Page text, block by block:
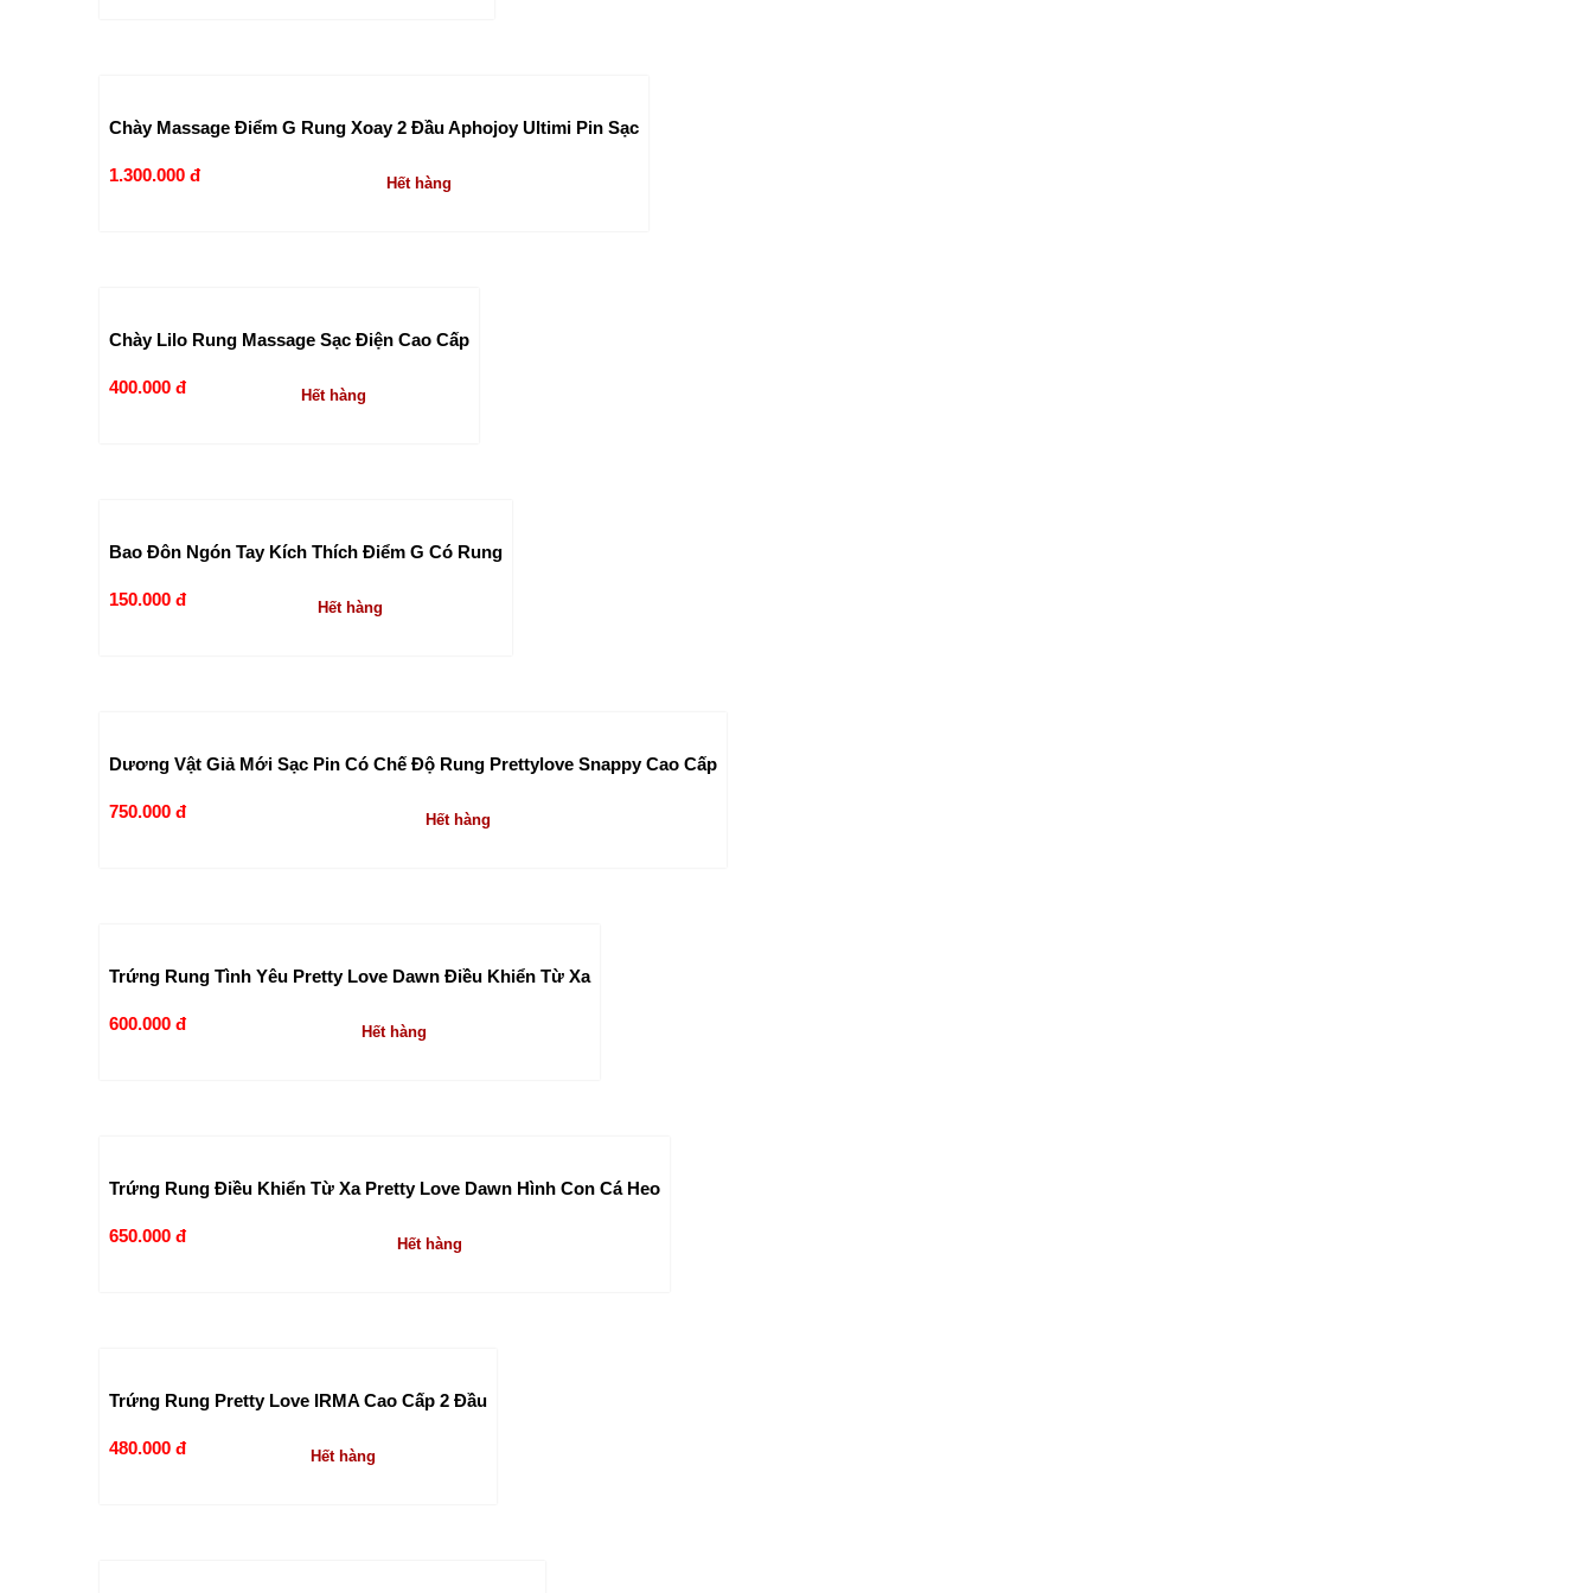
Chày Massage Điểm G Rung Xoay 2 Đầu Aphojoy Ultimi Pin Sạc
1.300.000 đ Hết hàng
Chày Lilo Rung Massage Sạc Điện Cao Cấp
400.000 đ Hết hàng
Bao Đôn Ngón Tay Kích Thích Điểm G Có Rung
150.000 đ Hết hàng
Dương Vật Giả Mới Sạc Pin Có Chế Độ Rung Prettylove Snappy Cao Cấp
750.000 đ Hết hàng
Trứng Rung Tình Yêu Pretty Love Dawn Điều Khiển Từ Xa
600.000 đ Hết hàng
Trứng Rung Điều Khiển Từ Xa Pretty Love Dawn Hình Con Cá Heo
650.000 đ Hết hàng
Trứng Rung Pretty Love IRMA Cao Cấp 2 Đầu
480.000 đ Hết hàng